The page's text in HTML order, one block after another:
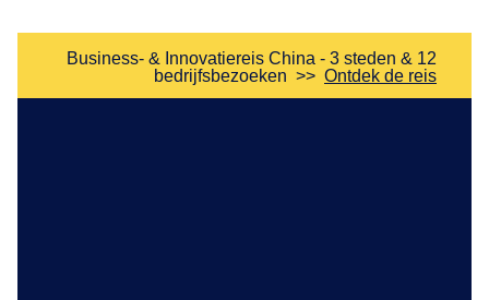
Business- & Innovatiereis China - 3 steden & 12
bedrijfsbezoeken >> Ontdek de reis